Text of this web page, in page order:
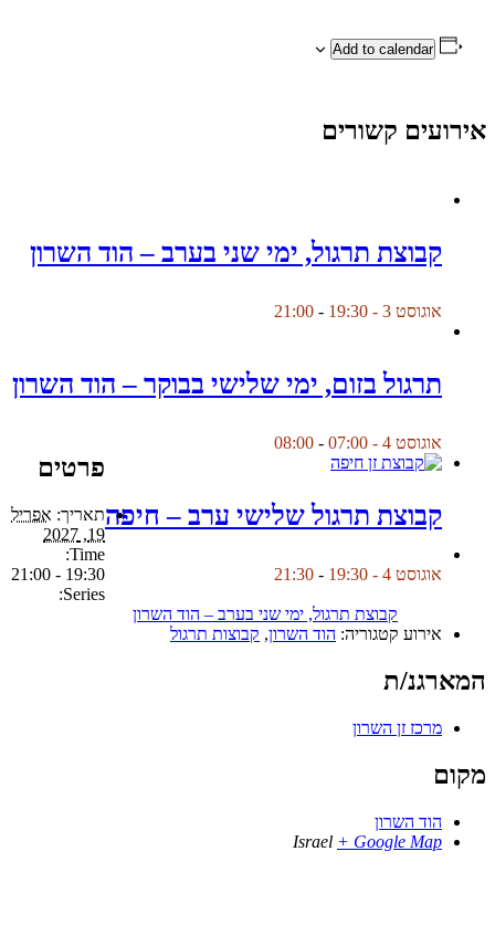
Add to calendar
אירועים קשורים
קבוצת תרגול, ימי שני בערב – הוד השרון
אוגוסט 3 - 19:30 -
21:00
תרגול בזום, ימי שלישי בבוקר – הוד השרון
אוגוסט 4 - 07:00 -
08:00
קבוצת תרגול שלישי ערב – חיפה
אוגוסט 4 - 19:30 -
21:30
פרטים
תאריך: אפריל
19, 2027
Time:
19:30 - 21:00
Series:
קבוצת תרגול, ימי שני בערב – הוד השרון
אירוע קטגוריה: הוד השרון, קבוצות תרגול
המארגנ/ת
מרכז זן השרון
מקום
הוד השרון
Israel + Google Map